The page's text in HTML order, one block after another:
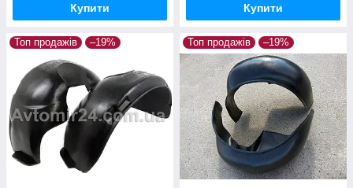
Купити Купити
Топ продажів –19% Топ продажів –19%